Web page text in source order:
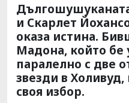
и Скарлет
оказа истина.
Мадона, който бе
паралелно с две
звезди в
своя избор.